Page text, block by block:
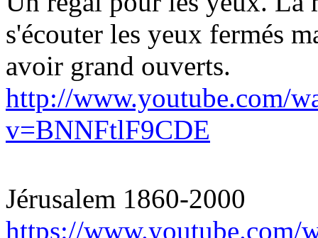
s'écouter les yeux fermés
avoir grand ouverts.
http://www.youtube.com/
v=BNNFtlF9CDE
Jérusalem 1860-2000
https://www.youtube.com/